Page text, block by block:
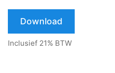
Download
Inclusief 21% BTW